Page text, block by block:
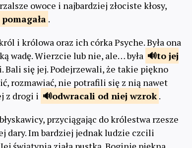
owoce i najbardziej złociste kłosy,
pomagała .
i królowa oraz ich córka Psyche. Była ona
wadę. Wierzcie lub nie, ale… była
to jej
Bali się jej. Podejrzewali, że takie piękno
rozmawiać, nie potrafili się z nią nawet
z drogi i
odwracali od niej wzrok .
przyciągając do królestwa rzesze
dary. Im bardziej jednak ludzie czcili